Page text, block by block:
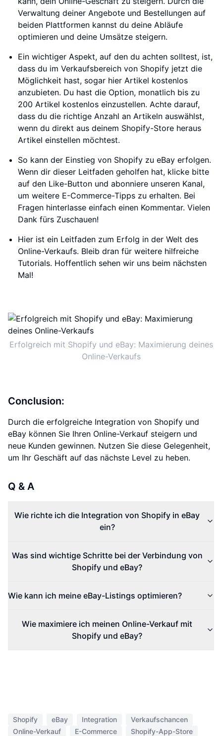
Verwaltung deiner Angebote und Bestellungen auf
beiden Plattformen kannst du deine Abläufe
optimieren und deine Umsätze steigern.
Ein wichtiger Aspekt, auf den du achten solltest, ist,
dass du im Verkaufsbereich von Shopify jetzt die
Möglichkeit hast, sogar hier Artikel kostenlos
anzubieten. Du hast die Option, monatlich bis zu
200 Artikel kostenlos einzustellen. Achte darauf,
dass du die richtige Anzahl an Artikeln auswählst,
wenn du direkt aus deinem Shopify-Store heraus
Artikel einstellen möchtest.
So kann der Einstieg von Shopify zu eBay erfolgen.
Wenn dir dieser Leitfaden geholfen hat, klicke bitte
auf den Like-Button und abonniere unseren Kanal,
um weitere E-Commerce-Tipps zu erhalten. Bei
Fragen hinterlasse einfach einen Kommentar. Vielen
Dank fürs Zuschauen!
Hier ist ein Leitfaden zum Erfolg in der Welt des
Online-Verkaufs. Bleib dran für weitere hilfreiche
Tutorials. Hoffentlich sehen wir uns beim nächsten
Mal!
Erfolgreich mit Shopify und eBay: Maximierung deines
Online-Verkaufs
Conclusion:
Durch die erfolgreiche Integration von Shopify und
eBay können Sie Ihren Online-Verkauf steigern und
neue Kunden gewinnen. Nutzen Sie diese Gelegenheit,
um Ihr Geschäft auf das nächste Level zu heben.
Q & A
Wie richte ich die Integration von Shopify in eBay
ein?
Was sind wichtige Schritte bei der Verbindung von
Shopify und eBay?
Wie kann ich meine eBay-Listings optimieren?
Wie maximiere ich meinen Online-Verkauf mit
Shopify und eBay?
Shopify eBay Integration
Verkaufschancen
Online-Verkauf
E-Commerce Shopify-App-Store